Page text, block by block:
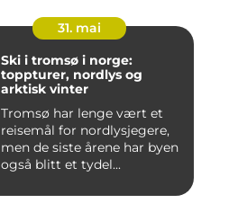
31. mai
Ski i tromsø i norge:
toppturer, nordlys og
arktisk vinter
Tromsø har lenge vært et
reisemål for nordlysjegere,
men de siste årene har byen
også blitt et tydel...